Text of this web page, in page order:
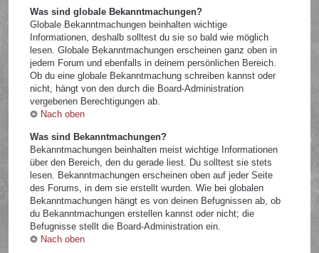
Was sind globale Bekanntmachungen?
Globale Bekanntmachungen beinhalten wichtige
Informationen, deshalb solltest du sie so bald wie möglich
lesen. Globale Bekanntmachungen erscheinen ganz oben in
jedem Forum und ebenfalls in deinem persönlichen Bereich.
Ob du eine globale Bekanntmachung schreiben kannst oder
nicht, hängt von den durch die Board-Administration
vergebenen Berechtigungen ab.
Nach oben
Was sind Bekanntmachungen?
Bekanntmachungen beinhalten meist wichtige Informationen
über den Bereich, den du gerade liest. Du solltest sie stets
lesen. Bekanntmachungen erscheinen oben auf jeder Seite
des Forums, in dem sie erstellt wurden. Wie bei globalen
Bekanntmachungen hängt es von deinen Befugnissen ab, ob
du Bekanntmachungen erstellen kannst oder nicht; die
Befugnisse stellt die Board-Administration ein.
Nach oben